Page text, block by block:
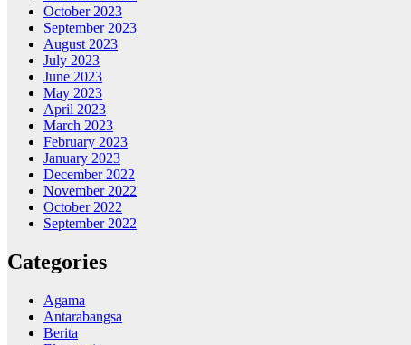
October 2023
September 2023
August 2023
July 2023
June 2023
May 2023
April 2023
March 2023
February 2023
January 2023
December 2022
November 2022
October 2022
September 2022
Categories
Agama
Antarabangsa
Berita